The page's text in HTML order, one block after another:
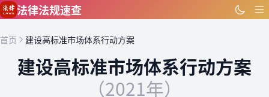
跳到主要内容
法律法规速查
首页 建设高标准市场体系行动方案
建设高标准市场体系行动方案
（2021年）